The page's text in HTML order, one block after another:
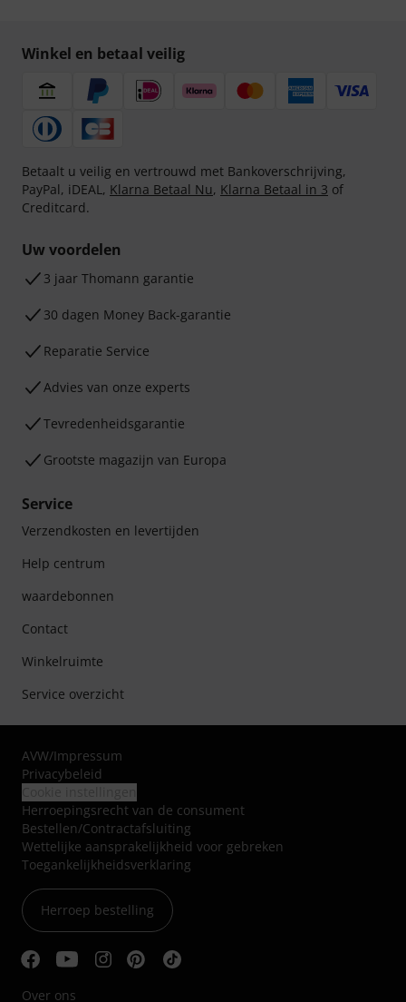
Winkel en betaal veilig
Betaalt u veilig en vertrouwd met Bankoverschrijving,
PayPal, iDEAL, Klarna Betaal Nu, Klarna Betaal in 3 of
Creditcard.
Uw voordelen
3 jaar Thomann garantie
30 dagen Money Back-garantie
Reparatie Service
Advies van onze experts
Tevredenheidsgarantie
Grootste magazijn van Europa
Service
Verzendkosten en levertijden
Help centrum
waardebonnen
Contact
Winkelruimte
Service overzicht
AVW/Impressum
Privacybeleid
Herroepingsrecht van de consument
Bestellen/Contractafsluiting
Wettelijke aansprakelijkheid voor gebreken
Toegankelijkheidsverklaring
Herroep bestelling
Over ons